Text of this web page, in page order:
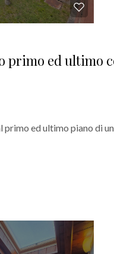
primo ed ultimo
ed ultimo piano di